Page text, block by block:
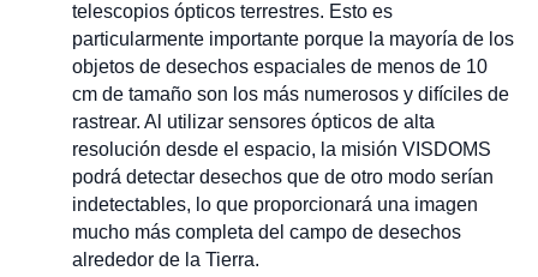
telescopios ópticos terrestres. Esto es
particularmente importante porque la mayoría de los
objetos de desechos espaciales de menos de 10
cm de tamaño son los más numerosos y difíciles de
rastrear. Al utilizar sensores ópticos de alta
resolución desde el espacio, la misión VISDOMS
podrá detectar desechos que de otro modo serían
indetectables, lo que proporcionará una imagen
mucho más completa del campo de desechos
alrededor de la Tierra.